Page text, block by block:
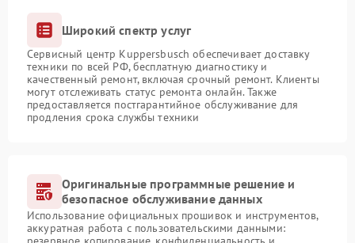
Широкий спектр услуг
Сервисный центр Kuppersbusch обеспечивает доставку
техники по всей РФ, бесплатную диагностику и
качественный ремонт, включая срочный ремонт. Клиенты
могут отслеживать статус ремонта онлайн. Также
предоставляется постгарантийное обслуживание для
продления срока службы техники
Оригинальные программные решение и
безопасное обслуживание данных
Использование официальных прошивок и инструментов,
аккуратная работа с пользовательскими данными: